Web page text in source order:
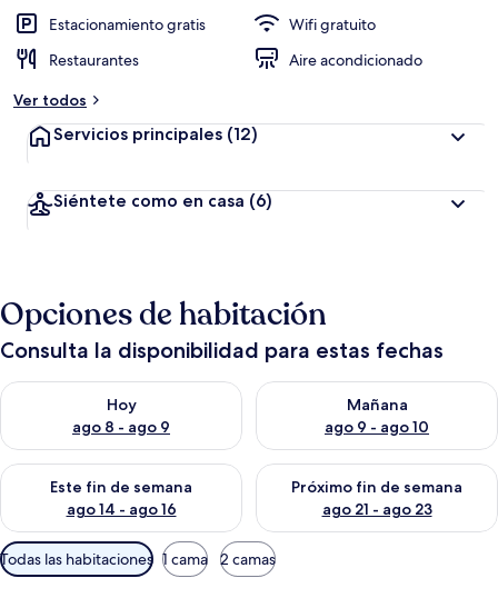
Estacionamiento gratis
Wifi gratuito
Restaurantes
Aire acondicionado
Ver todos
Servicios principales (12)
Siéntete como en casa (6)
Opciones de habitación
Consulta la disponibilidad para estas fechas
Hoy
ago 8 - ago 9
Consulta la disponibilidad para hoy ago 8 - ago 9
Mañana
ago 9 - ago 10
Consulta la disponibilidad
Este fin de semana
ago 14 - ago 16
Consulta la disponibilidad para este fin de semana ago 14 -
Próximo fin de semana
ago 21 - ago 23
Consulta la disponibilidad
Filtros
disponibles
Todas las habitaciones 1 cama 2 camas